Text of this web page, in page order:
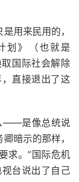
用来民用的，
划》（也就是
国际社会解除
直接退出了这
——是像总统说
暗示的那样，
求。”国际危机
台说出了自己